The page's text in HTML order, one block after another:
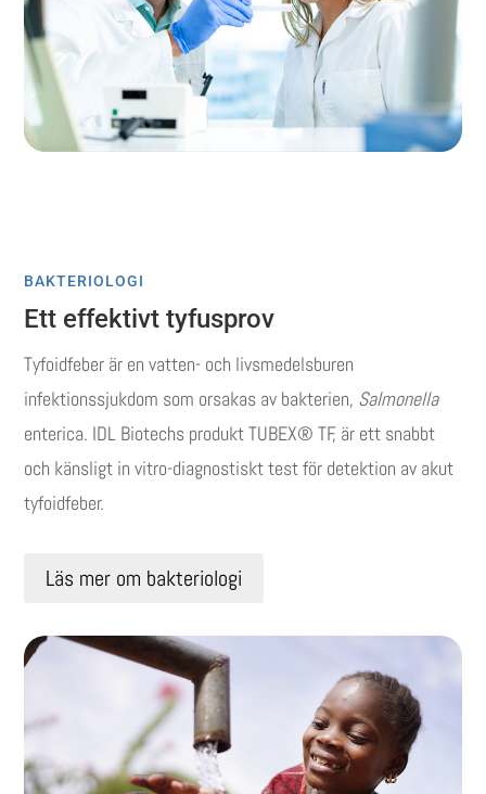
BAKTERIOLOGI
Ett effektivt tyfusprov
Tyfoidfeber är en vatten- och livsmedelsburen
infektionssjukdom som orsakas av bakterien, Salmonella
enterica. IDL Biotechs produkt TUBEX® TF, är ett snabbt
och känsligt in vitro-diagnostiskt test för detektion av akut
tyfoidfeber.
Läs mer om bakteriologi